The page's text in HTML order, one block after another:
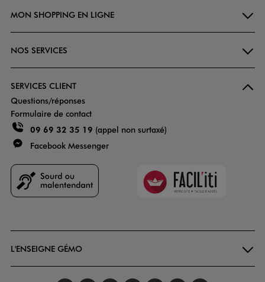
MON SHOPPING EN LIGNE
NOS SERVICES
SERVICES CLIENT
Questions/réponses
Formulaire de contact
09 69 32 35 19 (appel non surtaxé)
Facebook Messenger
Faciliti
L'ENSEIGNE GÉMO